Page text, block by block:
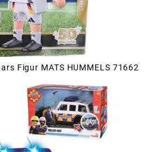
Figur MATS HUMMELS 71662